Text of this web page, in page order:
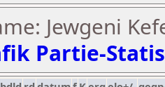
Jewgeni
Partie-